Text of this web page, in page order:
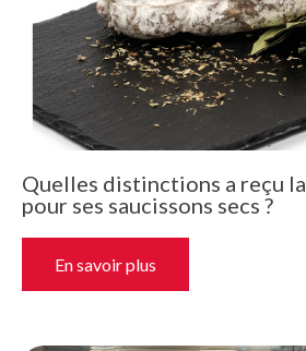
Quelles distinctions a reçu
pour ses saucissons secs ?
En savoir plus